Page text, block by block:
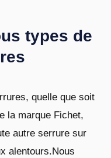
types de
quelle que soit
la marque Fichet,
autre serrure sur
alentours.Nous